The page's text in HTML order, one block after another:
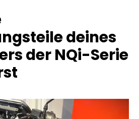
deines
der NQi-Serie